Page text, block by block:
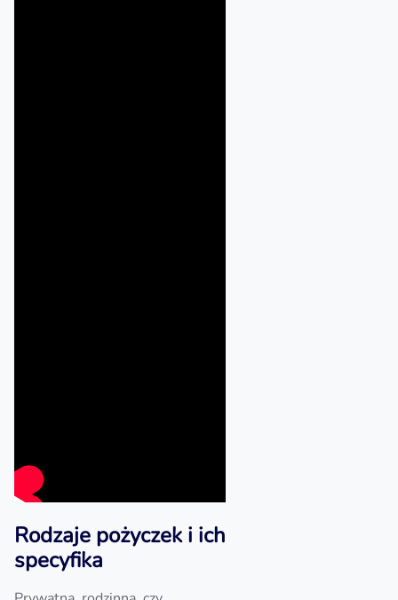
Rodzaje pożyczek i ich
specyfika